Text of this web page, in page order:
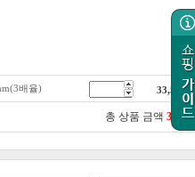
배율) 33,500원
총 상품 금액 33,500